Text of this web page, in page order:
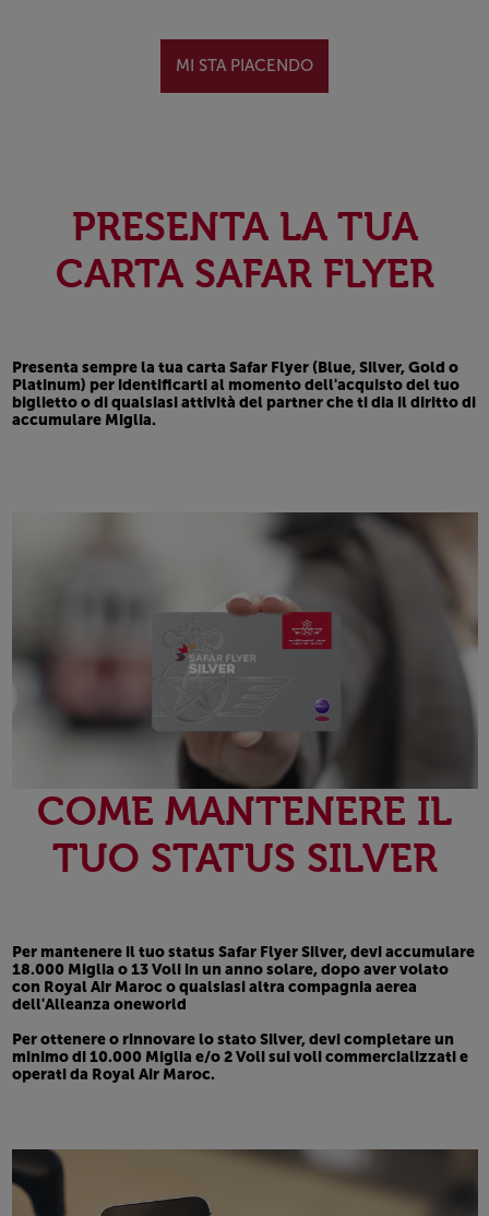
MI STA PIACENDO
PRESENTA LA TUA
CARTA SAFAR FLYER
Presenta semprela tua carta Safar Flyer (Blue, Silver, Gold o
Platinum) per identificarti al momento dell'acquisto del tuo
biglietto o di qualsiasi attività del partner che ti dia il diritto di
accumulare Miglia.
COME MANTENERE IL
TUO STATUS SILVER
Per mantenere il tuostatus Safar Flyer Silver, devi accumulare
18.000 Miglia o13 Voliin un anno solare, dopo aver volato
con Royal Air Maroc o qualsiasi altra compagnia aerea
dell'Alleanza oneworld
Per ottenere o rinnovare lo stato Silver, devi completare un
minimo di 10.000 Miglia e/o 2 Voli sui voli commercializzati e
operati da Royal Air Maroc.